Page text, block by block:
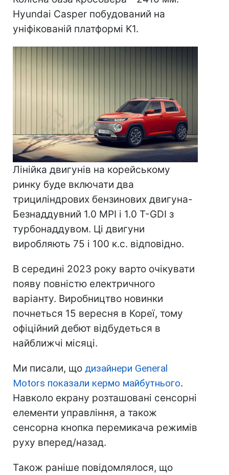
Hyundai Casper побудований на
уніфікованій платформі K1.
Лінійка двигунів на корейському
ринку буде включати два
трициліндрових бензинових двигуна-
Безнаддувний 1.0 MPI і 1.0 T-GDI з
турбонаддувом. Ці двигуни
виробляють 75 і 100 к.с. відповідно.
В середині 2023 року варто очікувати
появу повністю електричного
варіанту. Виробництво новинки
почнеться 15 вересня в Кореї, тому
офіційний дебют відбудеться в
найближчі місяці.
Ми писали, що дизайнери General
Motors показали кермо майбутнього.
Навколо екрану розташовані сенсорні
елементи управління, а також
сенсорна кнопка перемикача режимів
руху вперед/назад.
Також раніше повідомлялося, що